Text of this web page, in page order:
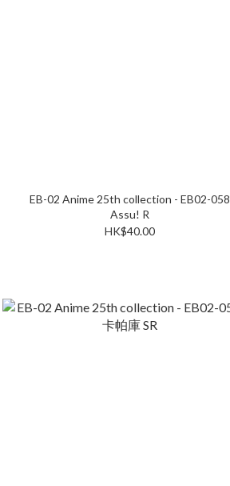
EB-02 Anime 25th collection - EB02-058
Assu! R
HK$40.00